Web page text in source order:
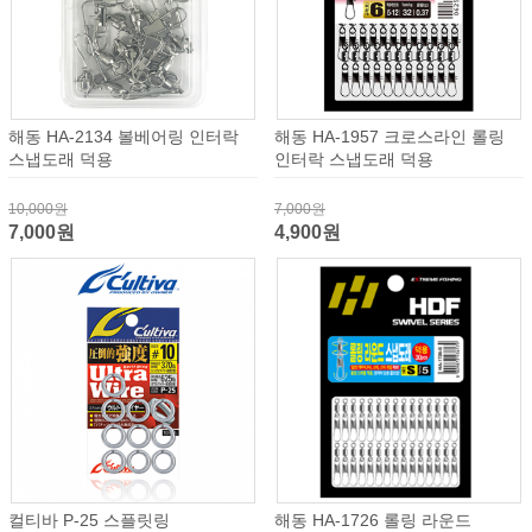
해동 HA-2134 볼베어링 인터락
스냅도래 덕용
10,000원
7,000원
해동 HA-1957 크로스라인 롤링
인터락 스냅도래 덕용
7,000원
4,900원
컬티바 P-25 스플릿링
해동 HA-1726 롤링 라운드